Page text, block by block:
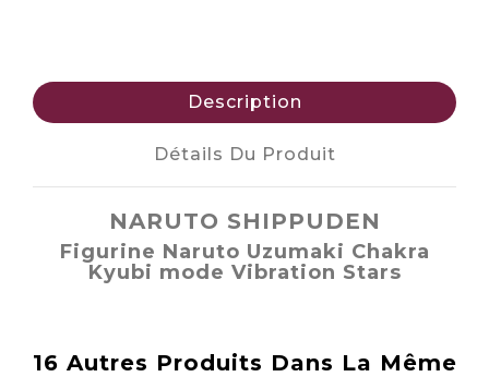
Description
Détails Du Produit
NARUTO SHIPPUDEN
Figurine Naruto Uzumaki Chakra
Kyubi mode Vibration Stars
16 Autres Produits Dans La Même